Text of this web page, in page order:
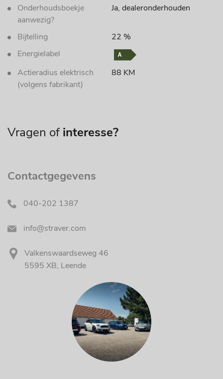
Onderhoudsboekje
aanwezig?
Ja, dealeronderhouden
Bijtelling
22 %
Energielabel
Actieradius elektrisch
(volgens fabrikant)
88 KM
Vragen ofinteresse?
Contactgegevens
040-202 1387
info@straver.com
Valkenswaardseweg 46
5595 XB, Leende